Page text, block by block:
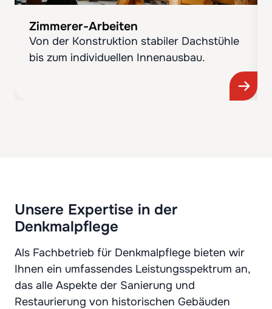
Zimmerer-Arbeiten
Von der Konstruktion stabiler Dachstühle
bis zum individuellen Innenausbau.
Unsere Expertise in der
Denkmalpflege
Als Fachbetrieb für Denkmalpflege bieten wir
Ihnen ein umfassendes Leistungsspektrum an,
das alle Aspekte der Sanierung und
Restaurierung von historischen Gebäuden